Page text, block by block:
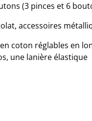
(3 pinces et 6
accessoires
coton réglables en
une lanière élastique